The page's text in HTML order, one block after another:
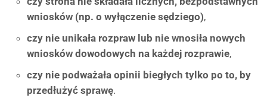
wniosków (np. o wyłączenie sędziego),
czy nie unikała rozpraw lub nie wnosiła nowych
wniosków dowodowych na każdej rozprawie,
czy nie podważała opinii biegłych tylko po to, by
przedłużyć sprawę.